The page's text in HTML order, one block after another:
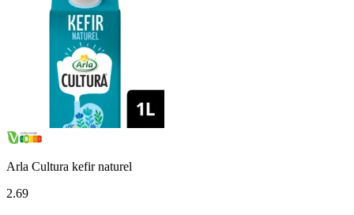
Arla Cultura kefir naturel
2.69